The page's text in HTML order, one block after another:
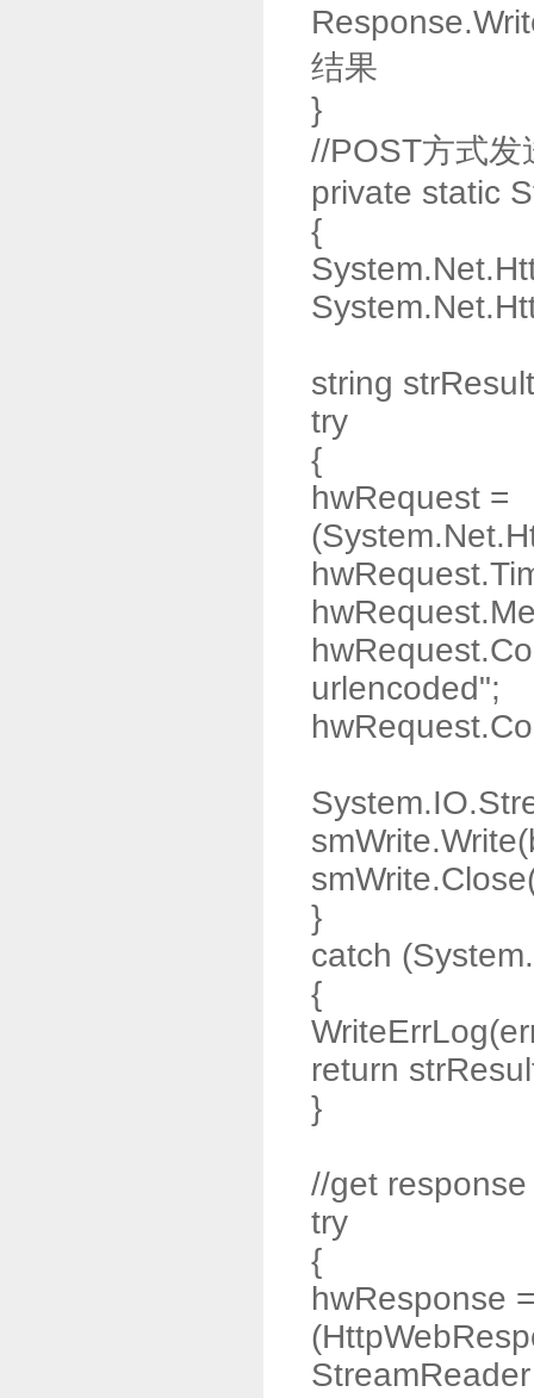
结果
}
//POST方式发
private static
{
string
try
{
hwRequest =
urlencoded";
}
catch
{
return
}
//get response
try
{
hwResponse =